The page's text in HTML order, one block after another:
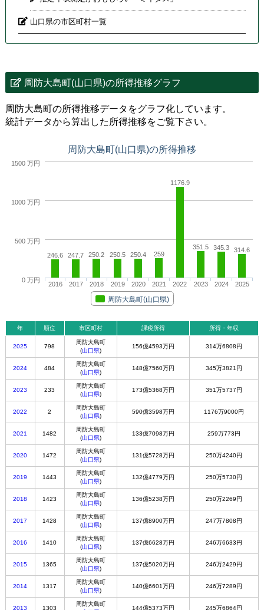
山口県の市区町村一覧
周防大島町(山口県)の所得推移グラフ
周防大島町の所得推移データをグラフ化しています。
統計データから算出した所得推移をご覧下さい。
周防大島町(山口県)の所得推移
246.6 247.7 250.2 250.5 250.4 259
1176.9
351.5 345.3 314.6
周防大島町(山口県)
2016 2017 2018 2019 2020 2021 2022 2023 2024 2025
0 万円
500 万円
1000 万円
1500 万円
年 順位 市区町村 課税所得 所得・年収
2025 798
周防大島町
(山口県)
156億4593万円 314万6808円
2024 484
周防大島町
(山口県)
148億7560万円 345万3821円
2023 233
周防大島町
(山口県)
173億5368万円 351万5737円
2022 2
周防大島町
(山口県)
590億3598万円 1176万9000円
2021 1482
周防大島町
(山口県)
133億7098万円 259万773円
2020 1472
周防大島町
(山口県)
131億5728万円 250万4240円
2019 1443
周防大島町
(山口県)
132億4779万円 250万5730円
2018 1423
周防大島町
(山口県)
136億5238万円 250万2269円
2017 1428
周防大島町
(山口県)
137億8900万円 247万7808円
2016 1410
周防大島町
(山口県)
137億6628万円 246万6633円
2015 1365
周防大島町
(山口県)
137億5020万円 246万2429円
2014 1317
周防大島町
(山口県)
140億6601万円 246万7289円
2013 1303
周防大島町
144億5373万円 245万6864円